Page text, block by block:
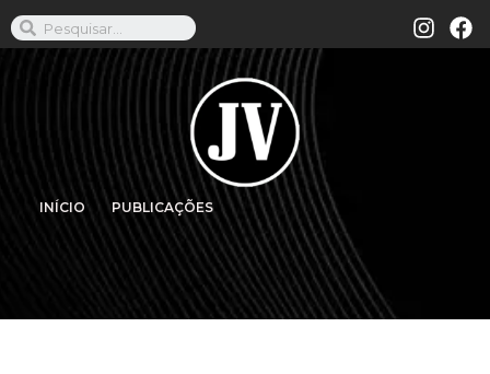
INÍCIO PUBLICAÇÕES